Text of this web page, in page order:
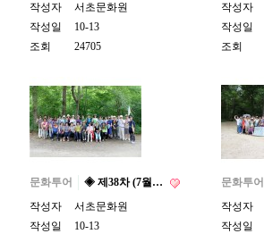
작성자
서초문화원
작성일
10-13
조회
24705
작성자
작성일
조회
문화투어
◈ 제38차 (7월…
작성자
서초문화원
작성일
10-13
문화투어
작성자
작성일